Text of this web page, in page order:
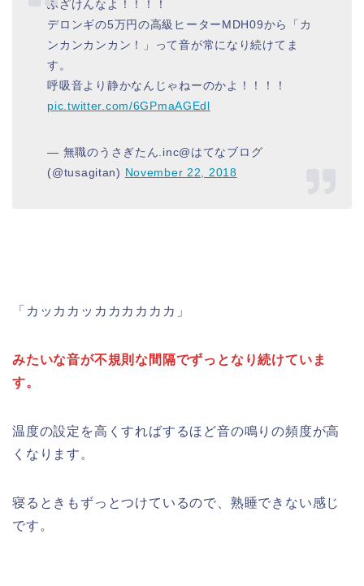
ふざけんなよ！！！！
デロンギの5万円の高級ヒーターMDH09から「カ
ンカンカンカン！」って音が常になり続けてま
す。
呼吸音より静かなんじゃねーのかよ！！！！
pic.twitter.com/6GPmaAGEdl
— 無職のうさぎたん.inc@はてなブログ
(@tusagitan) November 22, 2018
「カッカカッカカカカカカ」
みたいな音が不規則な間隔でずっとなり続けていま
す。
温度の設定を高くすればするほど音の鳴りの頻度が高
くなります。
寝るときもずっとつけているので、熟睡できない感じ
です。